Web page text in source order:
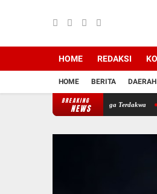
HOME REDAKSI
HOME BERITA DAERAH
BREAKING
NEWS
atas Eksepsi Tiga Terdakwa Jelang